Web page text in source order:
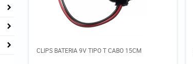
CLIPS BATERIA 9V TIPO T CABO 15CM